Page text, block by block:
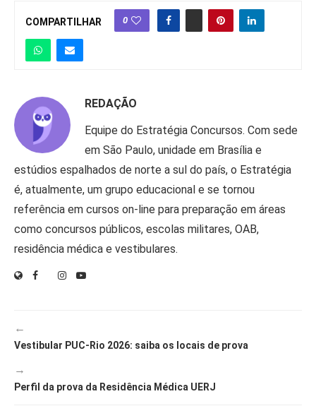
COMPARTILHAR 0
REDAÇÃO
Equipe do Estratégia Concursos. Com sede
em São Paulo, unidade em Brasília e
estúdios espalhados de norte a sul do país, o Estratégia
é, atualmente, um grupo educacional e se tornou
referência em cursos on-line para preparação em áreas
como concursos públicos, escolas militares, OAB,
residência médica e vestibulares.
←
Vestibular PUC-Rio 2026: saiba os locais de prova
→
Perfil da prova da Residência Médica UERJ